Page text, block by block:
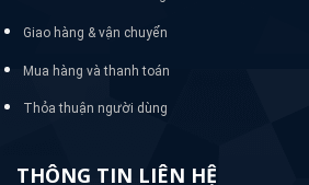
Giao hàng & vận chuyển
Mua hàng và thanh toán
Thỏa thuận người dùng
THÔNG TIN LIÊN HỆ